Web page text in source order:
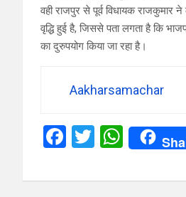
वही राजपुर से पूर्व विधायक राजकुमार
वृद्धि हुई है, जिससे पता लगता है कि
का दुरुपयोग किया जा रहा है।
Aakharsamachar
F
ce
T
tt
W
at